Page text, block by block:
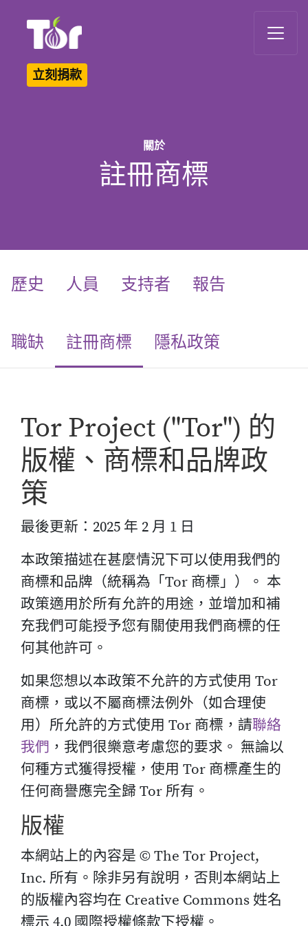
立刻捐款
關於
註冊商標
歷史 人員 支持者 報告
職缺 註冊商標 (current)
隱私政策
Tor Project ("Tor") 的
版權、商標和品牌政
策
最後更新：2025 年 2 月 1 日
本政策描述在甚麼情況下可以使用我們的
商標和品牌（統稱為「Tor 商標」）。 本
政策適用於所有允許的用途，並增加和補
充我們可能授予您有關使用我們商標的任
何其他許可。
如果您想以本政策不允許的方式使用 Tor
商標，或以不屬商標法例外（如合理使
用）所允許的方式使用 Tor 商標，請聯絡
我們 ，我們很樂意考慮您的要求。 無論以
何種方式獲得授權，使用 Tor 商標產生的
任何商譽應完全歸 Tor 所有。
版權
本網站上的內容是 © The Tor Project,
Inc. 所有。除非另有說明，否則本網站上
的版權內容均在 Creative Commons 姓名
標示 4.0 國際授權條款下授權。